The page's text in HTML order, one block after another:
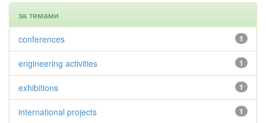
за темами
1
conferences
1
engineering activities
1
exhibitions
1
international projects